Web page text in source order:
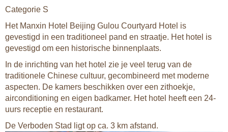
Categorie S
Het Manxin Hotel Beijing Gulou Courtyard Hotel is
gevestigd in een traditioneel pand en straatje. Het hotel is
gevestigd om een historische binnenplaats.
In de inrichting van het hotel zie je veel terug van de
traditionele Chinese cultuur, gecombineerd met moderne
aspecten. De kamers beschikken over een zithoekje,
airconditioning en eigen badkamer. Het hotel heeft een 24-
uurs receptie en restaurant.
De Verboden Stad ligt op ca. 3 km afstand.